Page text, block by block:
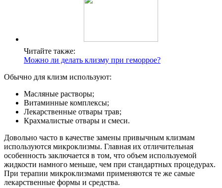
Читайте также:
Можно ли делать клизму при геморрое?
Обычно для клизм используют:
Масляные растворы;
Витаминные комплексы;
Лекарственные отвары трав;
Крахмалистые отвары и смеси.
Довольно часто в качестве замены привычным клизмам
используются микроклизмы. Главная их отличительная
особенность заключается в том, что объем используемой
жидкости намного меньше, чем при стандартных процедурах.
При терапии микроклизмами применяются те же самые
лекарственные формы и средства.